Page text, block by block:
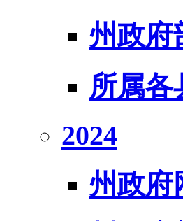
州政府
所属各
2024
州政府